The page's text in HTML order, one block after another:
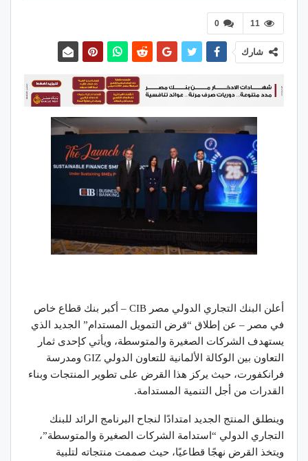
0 11
شارك
أعلن البنك التجاري الدولي مصر CIB – أكبر بنك قطاع خاص
في مصر – عن إطلاق “قرض التمويل المستدام” الجديد الذي
يستهدف الشركات الصغيرة والمتوسطة، ويأتي كإحدى ثمار
التعاون بين الوكالة الألمانية للتعاون الدولي GIZ ومدرسة
فرانكفورت، حيث يركز هذا القرض على تطوير المنتجات وبناء
القدرات من أجل التنمية المستدامة.
وينطلق المنتج الجديد امتدادًا لنجاح البرنامج الرائد للبنك
التجاري الدولي “استدامة الشركات الصغيرة والمتوسطة”،
ويتخذ القرض نهجًا قطاعيًا، حيث صممت منتجاته لتلبية